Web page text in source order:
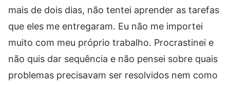
mais de dois dias, não tentei aprender as tarefas
que eles me entregaram. Eu não me importei
muito com meu próprio trabalho. Procrastinei e
não quis dar sequência e não pensei sobre quais
problemas precisavam ser resolvidos nem como